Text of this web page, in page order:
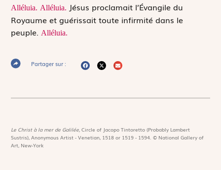
Alléluia. Alléluia. Jésus proclamait l’Évangile du
Royaume et guérissait toute infirmité dans le
peuple.Alléluia.
Partager sur :
Le Christ à la mer de Galilée,Circle of Jacopo Tintoretto (Probably Lambert
Sustris), Anonymous Artist - Venetian, 1518 or 1519 - 1594. © National Gallery of
Art, New-York